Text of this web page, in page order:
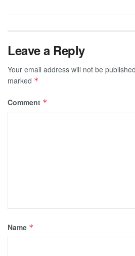
Leave a Reply
Your email address will not be
marked *
Comment *
Name *